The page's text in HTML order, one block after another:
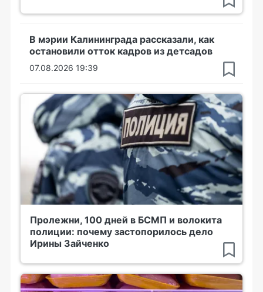
В мэрии Калининграда рассказали, как
остановили отток кадров из детсадов
07.08.2026 19:39
Пролежни, 100 дней в БСМП и волокита
полиции: почему застопорилось дело
Ирины Зайченко